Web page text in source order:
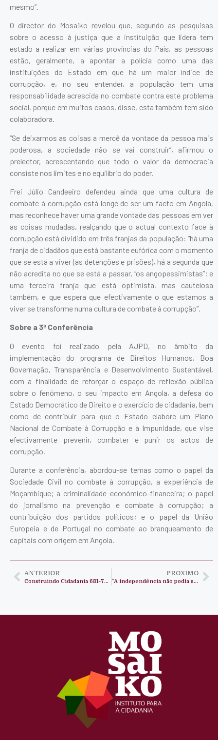
mesmo”.
O director do Mosaiko revelou que, segundo as pesquisas
sobre o acesso à justiça que a instituição que lidera tem
estado a realizar em várias províncias do País, as pessoas
estão, geralmente, a apontar a polícia como uma das
instituições do Estado em que há um maior índice de
corrupção, e, no seu entender, a população tem uma
responsabilidade acrescida no combate contra este problema
social, porque em muitos casos, disse, esta também tem sido
colaboradora.
“Se deixarmos as coisas a mercê da vontade da pessoa mais
poderosa, a sociedade não se vai construir”, afirmou o
prelector, acrescentando que todo o valor da democracia
consiste nos limites e no equilíbrio do poder.
Frei Júlio Candeeiro defendeu ainda que uma cultura de
combate à corrupção está longe de ser um facto em Angola,
mas reconhece haver uma grande vontade das pessoas em ver
as coisas mudadas, realçando que o actual contexto face à
corrupção está dividido em três franjas da população: “há uma
franja de cidadãos que está bastante eufórica com o momento
que se está a viver (as detenções e prisões), há a segunda que
não acredita no que se está a passar, “os angopessimistas”; e
uma terceira franja que está optimista, mas cautelosa
também, e que espera que efectivamente o que estamos a
viver se transforme numa cultura de combate à corrupção”.
Sobre a 3ª Conferência
O evento foi realizado pela AJPD, no âmbito da
implementação do programa de Direitos Humanos, Boa
Governação, Transparência e Desenvolvimento Sustentável,
com a finalidade de reforçar o espaço de reflexão pública
sobre o fenómeno, o seu impacto em Angola, a defesa do
Estado Democrático de Direito e o exercício de cidadania, bem
como de contribuir para que o Estado elabore um Plano
Nacional de Combate à Corrupção e à Impunidade, que vise
efectivamente prevenir, combater e punir os actos de
corrupção.
Durante a conferência, abordou-se temas como o papel da
Sociedade Civil no combate à corrupção, a experiência de
Moçambique; a criminalidade económico-financeira; o papel
do jornalismo na prevenção e combate à corrupção; a
contribuição dos partidos políticos; e o papel da União
Europeia e de Portugal no combate ao branqueamento de
capitais com origem em Angola.
ANTERIOR
Construindo Cidadania 681-70 anos da Declaração dos Direitos Humanos, Direitos de segunda geração.
PROXIMO
“A independência não podia ser apenas ter um hino e uma bandeira”